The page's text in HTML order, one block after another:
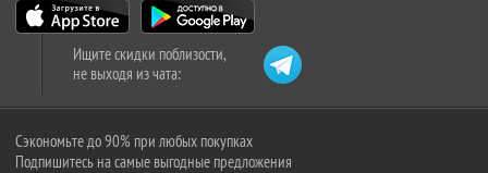
Ищите скидки поблизости,
не выходя из чата:
Сэкономьте до 90% при любых покупках
Подпишитесь на самые выгодные предложения